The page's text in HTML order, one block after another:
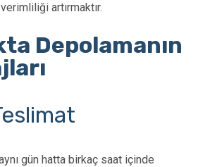
artırmaktır.
Depolamanın
gün hatta birkaç saat içinde